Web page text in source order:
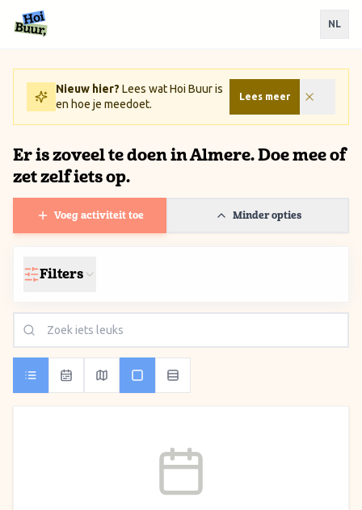
Ga naar inhoud / Skip to content
NL
Nieuw hier? Lees wat Hoi Buur is
en hoe je meedoet.
Lees meer
Er is zoveel te doen in Almere. Doe mee of
zet zelf iets op.
Voeg activiteit toe Minder opties
Filters